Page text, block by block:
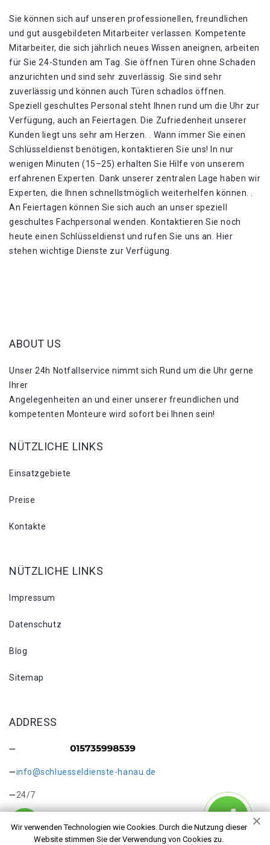
Sie können sich auf unseren professionellen, freundlichen
und gut ausgebildeten Mitarbeiter verlassen. Kompetente
Mitarbeiter, die sich jährlich neues Wissen aneignen, arbeiten
für Sie 24-Stunden am Tag. Sie öffnen Türen ohne Schaden
anzurichten und sind sehr zuverlässig. Sie sind sehr
zuverlässig und können auch Türen schadlos öffnen.
Speziell geschultes Personal steht Ihnen rund um die Uhr zur
Verfügung, auch an Feiertagen. Die Zufriedenheit unserer
Kunden liegt uns sehr am Herzen. . Wann immer Sie einen
Schlüsseldienst benötigen, kontaktieren Sie uns! In nur
wenigen Minuten (15–25) erhalten Sie Hilfe von unserem
erfahrenen Experten. Dank unserer zentralen Lage haben wir
Experten, die Ihnen schnellstmöglich weiterhelfen können. .
An Feiertagen können Sie sich auch an unser speziell
geschultes Fachpersonal wenden. Kontaktieren Sie noch
heute einen Schlüsseldienst und rufen Sie uns an. Hier
stehen wichtige Dienste zur Verfügung.
Wir verwenden Technologien wie Cookies. Durch die Nutzung dieser
Website stimmen Sie der Verwendung von Cookies zu.
ABOUT US
Unser 24h Notfallservice nimmt sich Rund um die Uhr gerne
Ihrer
Angelegenheiten an und einer unserer freundlichen und
kompetenten Monteure wird sofort bei Ihnen sein!
NÜTZLICHE LINKS
Einsatzgebiete
Preise
Kontakte
NÜTZLICHE LINKS
Impressum
Datenschutz
Blog
Sitemap
ADDRESS
info@schluesseldienste-hanau.de
24/7